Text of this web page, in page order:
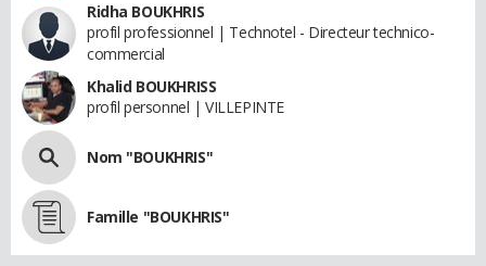
Ridha BOUKHRIS
profil professionnel | Technotel - Directeur technico-
commercial
Khalid BOUKHRISS
profil personnel | VILLEPINTE
Nom "BOUKHRIS"
Famille "BOUKHRIS"